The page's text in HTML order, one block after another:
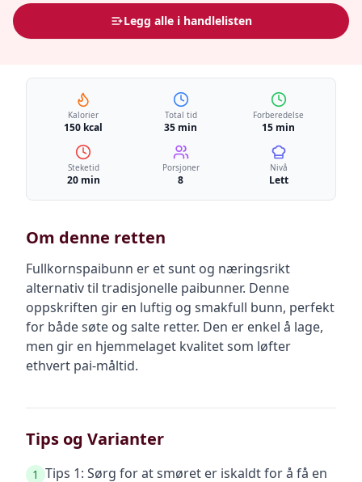
Legg alle i handlelisten
Kalorier
150 kcal
Total tid
35 min
Forberedelse
15 min
Steketid
20 min
Porsjoner
8
Nivå
Lett
Om denne retten
Fullkornspaibunn er et sunt og næringsrikt
alternativ til tradisjonelle paibunner. Denne
oppskriften gir en luftig og smakfull bunn, perfekt
for både søte og salte retter. Den er enkel å lage,
men gir en hjemmelaget kvalitet som løfter
ethvert pai-måltid.
Tips og Varianter
1 Tips 1: Sørg for at smøret er iskaldt for å få en